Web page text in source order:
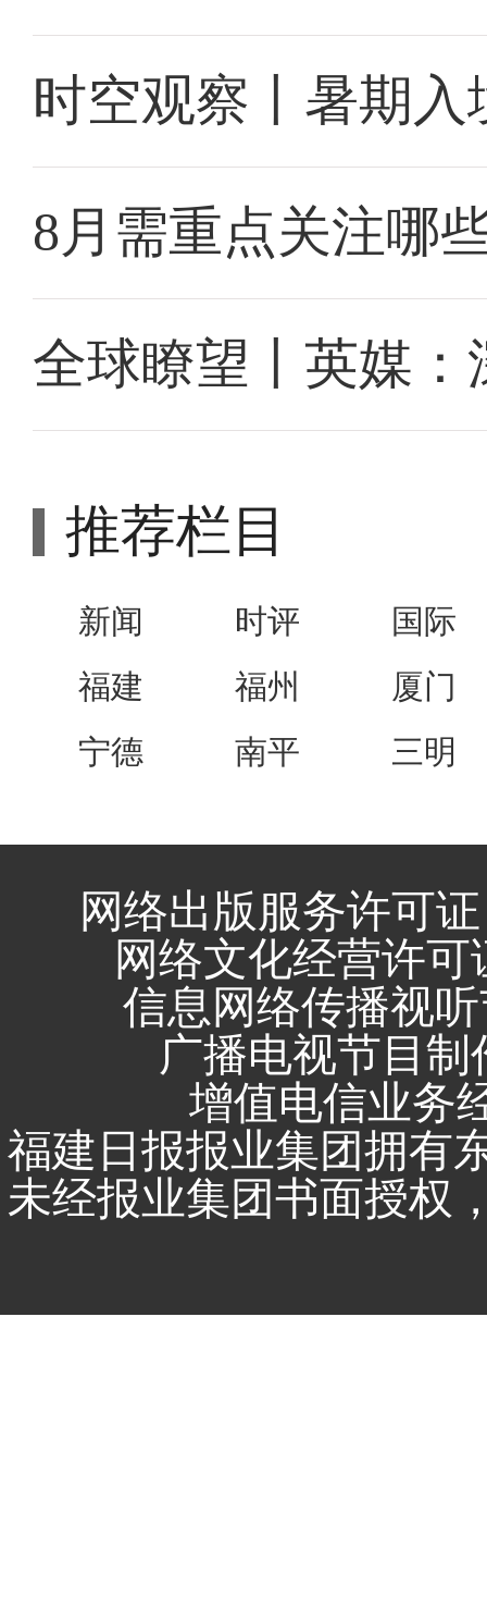
时空观察丨暑期入
8月需重点关注哪
全球瞭望丨英媒
推荐栏目
新闻 时评
国际
福建
福州
厦门
宁德
南平 三明
网络出版服务许可
网络文化经营许可
信息网络传播视
广播电视节目
增值电信业务
福建日报报业集团拥有
未经报业集团书面授权